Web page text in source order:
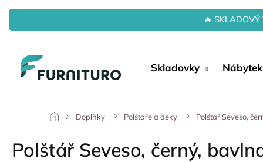
Přejít
obsah
🔥
Skladovky Nábytek
Doplňky Polštáře a deky Polštář Seveso,
Polštář Seveso, černý,